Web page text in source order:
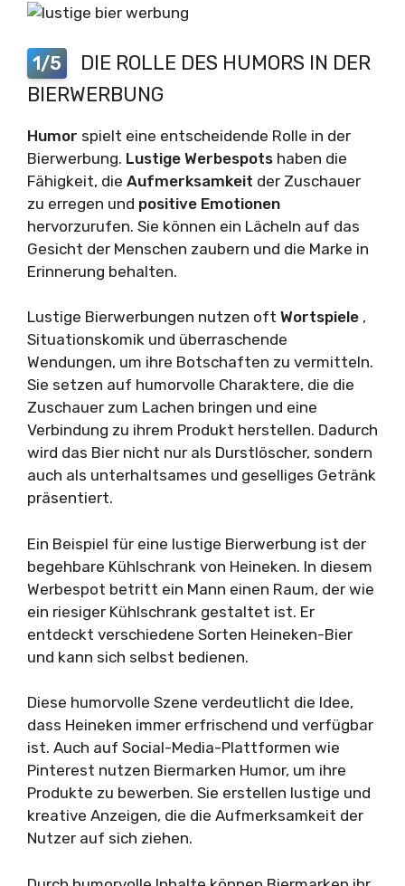
1/5
DIE ROLLE DES HUMORS IN DER
BIERWERBUNG
Humor spielt eine entscheidende Rolle in der
Bierwerbung. Lustige Werbespots haben die
Fähigkeit, die Aufmerksamkeit der Zuschauer
zu erregen und positive Emotionen
hervorzurufen. Sie können ein Lächeln auf das
Gesicht der Menschen zaubern und die Marke in
Erinnerung behalten.
Lustige Bierwerbungen nutzen oft Wortspiele ,
Situationskomik und überraschende
Wendungen, um ihre Botschaften zu vermitteln.
Sie setzen auf humorvolle Charaktere, die die
Zuschauer zum Lachen bringen und eine
Verbindung zu ihrem Produkt herstellen. Dadurch
wird das Bier nicht nur als Durstlöscher, sondern
auch als unterhaltsames und geselliges Getränk
präsentiert.
Ein Beispiel für eine lustige Bierwerbung ist der
begehbare Kühlschrank von Heineken. In diesem
Werbespot betritt ein Mann einen Raum, der wie
ein riesiger Kühlschrank gestaltet ist. Er
entdeckt verschiedene Sorten Heineken-Bier
und kann sich selbst bedienen.
Diese humorvolle Szene verdeutlicht die Idee,
dass Heineken immer erfrischend und verfügbar
ist. Auch auf Social-Media-Plattformen wie
Pinterest nutzen Biermarken Humor, um ihre
Produkte zu bewerben. Sie erstellen lustige und
kreative Anzeigen, die die Aufmerksamkeit der
Nutzer auf sich ziehen.